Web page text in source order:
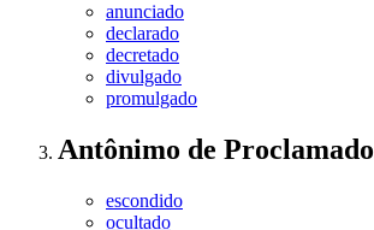
anunciado
declarado
decretado
divulgado
promulgado
Antônimo de Proclamado
escondido
ocultado